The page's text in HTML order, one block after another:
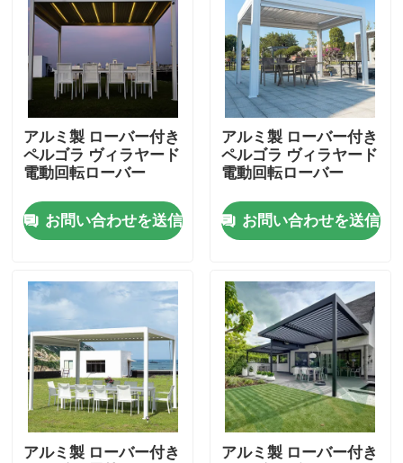
私達について
品質管理
私達に連絡しなさい
ニュース
引用を要求しなさい
アルミニウム テラスのパーゴラ
アルミニウム ルーバー付きのパーゴラ
アルミ製 ローバー付き
ペルゴラ ヴィラヤード
電動回転ローバー
お問い合わせを送信
アルミ製 ローバー付き
ペルゴラ ヴィラヤード
電動回転ローバー
お問い合わせを送信
アルミ製 ローバー付き
アルミ製 ローバー付き